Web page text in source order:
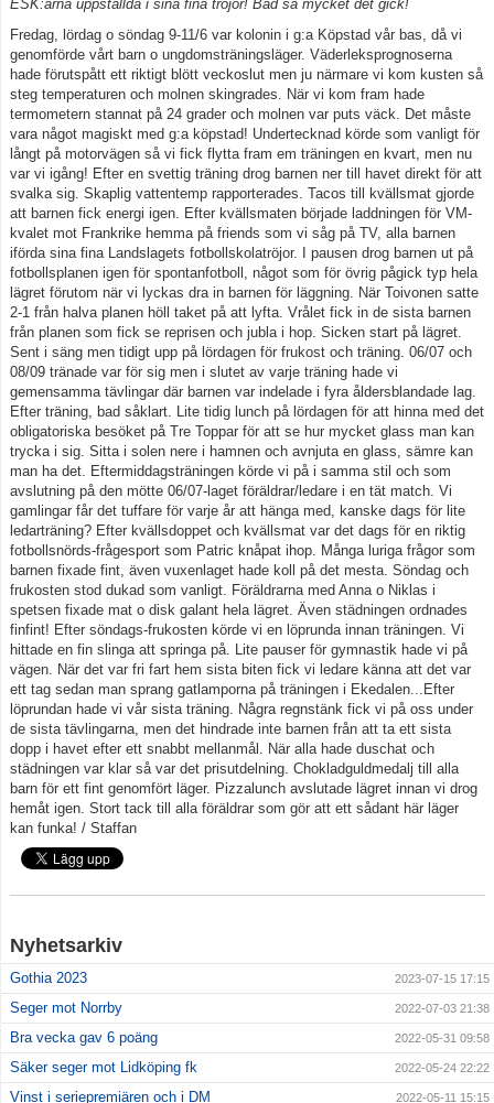
Kontakt
ESK:arna uppställda i sina fina tröjor! Bad så mycket det gick!
Fredag, lördag o söndag 9-11/6 var kolonin i g:a Köpstad vår bas, då vi
genomförde vårt barn o ungdomsträningsläger. Väderleksprognoserna
hade förutspått ett riktigt blött veckoslut men ju närmare vi kom kusten så
steg temperaturen och molnen skingrades. När vi kom fram hade
termometern stannat på 24 grader och molnen var puts väck. Det måste
vara något magiskt med g:a köpstad! Undertecknad körde som vanligt för
långt på motorvägen så vi fick flytta fram em träningen en kvart, men nu
var vi igång! Efter en svettig träning drog barnen ner till havet direkt för att
svalka sig. Skaplig vattentemp rapporterades. Tacos till kvällsmat gjorde
att barnen fick energi igen. Efter kvällsmaten började laddningen för VM-
kvalet mot Frankrike hemma på friends som vi såg på TV, alla barnen
iförda sina fina Landslagets fotbollskolatröjor. I pausen drog barnen ut på
fotbollsplanen igen för spontanfotboll, något som för övrig pågick typ hela
lägret förutom när vi lyckas dra in barnen för läggning. När Toivonen satte
2-1 från halva planen höll taket på att lyfta. Vrålet fick in de sista barnen
från planen som fick se reprisen och jubla i hop. Sicken start på lägret.
Sent i säng men tidigt upp på lördagen för frukost och träning. 06/07 och
08/09 tränade var för sig men i slutet av varje träning hade vi
gemensamma tävlingar där barnen var indelade i fyra åldersblandade lag.
Efter träning, bad såklart. Lite tidig lunch på lördagen för att hinna med det
obligatoriska besöket på Tre Toppar för att se hur mycket glass man kan
trycka i sig. Sitta i solen nere i hamnen och avnjuta en glass, sämre kan
man ha det. Eftermiddagsträningen körde vi på i samma stil och som
avslutning på den mötte 06/07-laget föräldrar/ledare i en tät match. Vi
gamlingar får det tuffare för varje år att hänga med, kanske dags för lite
ledarträning? Efter kvällsdoppet och kvällsmat var det dags för en riktig
fotbollsnörds-frågesport som Patric knåpat ihop. Många luriga frågor som
barnen fixade fint, även vuxenlaget hade koll på det mesta. Söndag och
frukosten stod dukad som vanligt. Föräldrarna med Anna o Niklas i
spetsen fixade mat o disk galant hela lägret. Även städningen ordnades
finfint! Efter söndags-frukosten körde vi en löprunda innan träningen. Vi
hittade en fin slinga att springa på. Lite pauser för gymnastik hade vi på
vägen. När det var fri fart hem sista biten fick vi ledare känna att det var
ett tag sedan man sprang gatlamporna på träningen i Ekedalen...Efter
löprundan hade vi vår sista träning. Några regnstänk fick vi på oss under
de sista tävlingarna, men det hindrade inte barnen från att ta ett sista
dopp i havet efter ett snabbt mellanmål. När alla hade duschat och
städningen var klar så var det prisutdelning. Chokladguldmedalj till alla
barn för ett fint genomfört läger. Pizzalunch avslutade lägret innan vi drog
hemåt igen. Stort tack till alla föräldrar som gör att ett sådant här läger
kan funka! / Staffan
Nyhetsarkiv
Gothia 2023 2023-07-15 17:15
Seger mot Norrby 2022-07-03 21:38
Bra vecka gav 6 poäng 2022-05-31 09:58
Säker seger mot Lidköping fk 2022-05-24 22:22
Vinst i seriepremiären och i DM 2022-05-11 15:15